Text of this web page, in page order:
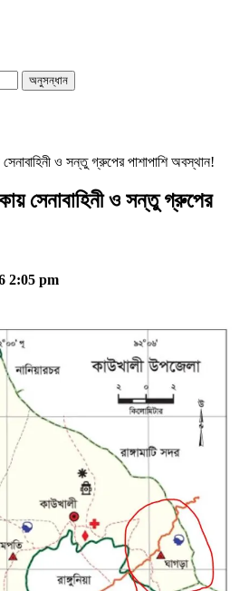
সেনাবাহিনী ও সন্তু গ্রুপের পাশাপাশি অবস্থান!
সেনাবাহিনী ও সন্তু গ্রুপের
2:05 pm